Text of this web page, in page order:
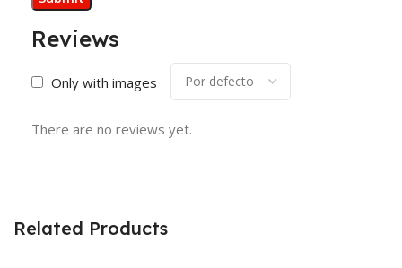
Reviews
Only with images
There are no reviews yet.
Related Products